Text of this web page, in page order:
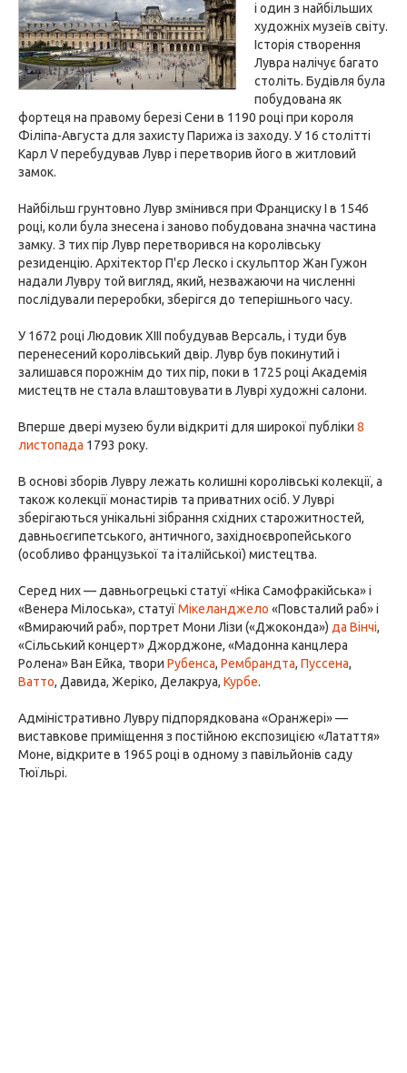
і один з найбільших
художніх музеїв світу.
Історія створення
Лувра налічує багато
століть. Будівля була
побудована як
фортеця на правому березі Сени в 1190 році при короля
Філіпа-Августа для захисту Парижа із заходу. У 16 столітті
Карл V перебудував Лувр і перетворив його в житловий
замок.
Найбільш грунтовно Лувр змінився при Франциску I в 1546
році, коли була знесена і заново побудована значна частина
замку. З тих пір Лувр перетворився на королівську
резиденцію. Архітектор П'єр Леско і скульптор Жан Гужон
надали Лувру той вигляд, який, незважаючи на численні
послідували переробки, зберігся до теперішнього часу.
У 1672 році Людовик XIII побудував Версаль, і туди був
перенесений королівський двір. Лувр був покинутий і
залишався порожнім до тих пір, поки в 1725 році Академія
мистецтв не стала влаштовувати в Луврі художні салони.
Вперше двері музею були відкриті для широкої публіки 8
листопада 1793 року.
В основі зборів Лувру лежать колишні королівські колекції, а
також колекції монастирів та приватних осіб. У Луврі
зберігаються унікальні зібрання східних старожитностей,
давньоєгипетського, античного, західноєвропейського
(особливо французької та італійської) мистецтва.
Серед них — давньогрецькі статуї «Ніка Самофракійська» і
«Венера Мілоська», статуїМікеланджело «Повсталий раб» і
«Вмираючий раб», портрет Мони Лізи («Джоконда») да Вінчі,
«Сільський концерт» Джорджоне, «Мадонна канцлера
Ролена» Ван Ейка, твори Рубенса, Рембрандта, Пуссена,
Ватто, Давида, Жеріко, Делакруа, Курбе.
Адміністративно Лувру підпорядкована «Оранжері» —
виставкове приміщення з постійною експозицією «Латаття»
Моне, відкрите в 1965 році в одному з павільйонів саду
Тюїльрі.